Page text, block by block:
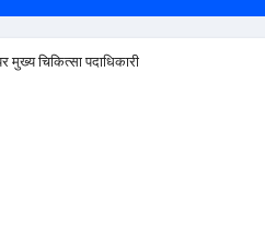
का रेस्क्यू, धान रोपनी के लिए जा रही
मुख्य चिकित्सा पदाधिकारी